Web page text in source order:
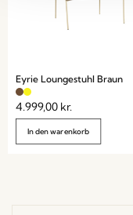
Eyrie Loungestuhl Braun
4.999,00 kr.
In den warenkorb